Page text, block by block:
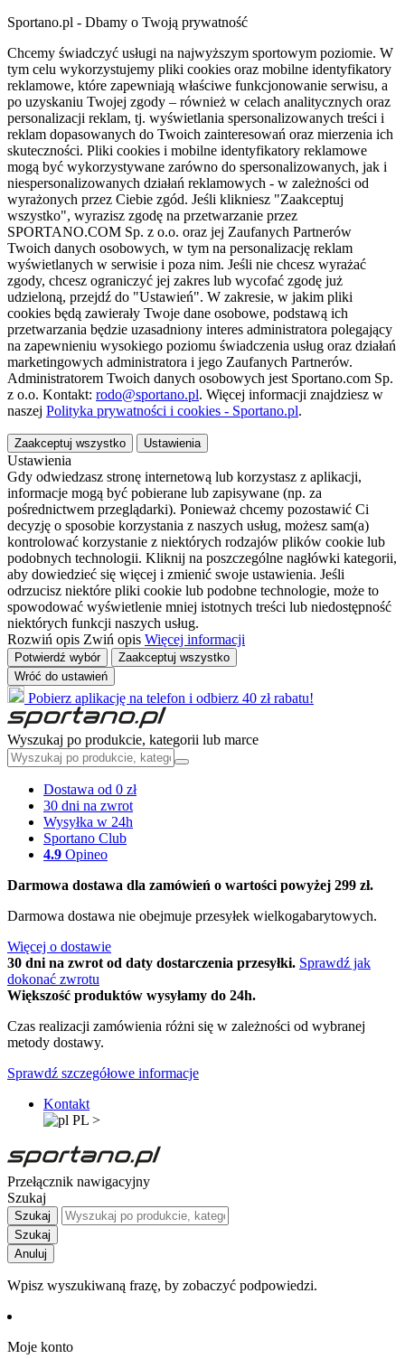
Sportano.pl - Dbamy o Twoją prywatność
Chcemy świadczyć usługi na najwyższym sportowym poziomie. W
tym celu wykorzystujemy pliki cookies oraz mobilne identyfikatory
reklamowe, które zapewniają właściwe funkcjonowanie serwisu, a
po uzyskaniu Twojej zgody – również w celach analitycznych oraz
personalizacji reklam, tj. wyświetlania spersonalizowanych treści i
reklam dopasowanych do Twoich zainteresowań oraz mierzenia ich
skuteczności. Pliki cookies i mobilne identyfikatory reklamowe
mogą być wykorzystywane zarówno do spersonalizowanych, jak i
niespersonalizowanych działań reklamowych - w zależności od
wyrażonych przez Ciebie zgód. Jeśli klikniesz "Zaakceptuj
wszystko", wyrazisz zgodę na przetwarzanie przez
SPORTANO.COM Sp. z o.o. oraz jej Zaufanych Partnerów
Twoich danych osobowych, w tym na personalizację reklam
wyświetlanych w serwisie i poza nim. Jeśli nie chcesz wyrażać
zgody, chcesz ograniczyć jej zakres lub wycofać zgodę już
udzieloną, przejdź do "Ustawień". W zakresie, w jakim pliki
cookies będą zawierały Twoje dane osobowe, podstawą ich
przetwarzania będzie uzasadniony interes administratora polegający
na zapewnieniu wysokiego poziomu świadczenia usług oraz działań
marketingowych administratora i jego Zaufanych Partnerów.
Administratorem Twoich danych osobowych jest Sportano.com Sp.
z o.o. Kontakt: rodo@sportano.pl. Więcej informacji znajdziesz w
naszej Polityka prywatności i cookies - Sportano.pl.
Zaakceptuj wszystko Ustawienia
Ustawienia
Gdy odwiedzasz stronę internetową lub korzystasz z aplikacji,
informacje mogą być pobierane lub zapisywane (np. za
pośrednictwem przeglądarki). Ponieważ chcemy pozostawić Ci
decyzję o sposobie korzystania z naszych usług, możesz sam(a)
kontrolować korzystanie z niektórych rodzajów plików cookie lub
podobnych technologii. Kliknij na poszczególne nagłówki kategorii,
aby dowiedzieć się więcej i zmienić swoje ustawienia. Jeśli
odrzucisz niektóre pliki cookie lub podobne technologie, może to
spowodować wyświetlenie mniej istotnych treści lub niedostępność
niektórych funkcji naszych usług.
Rozwiń opis Zwiń opis Więcej informacji
Potwierdź wybór
Zaakceptuj wszystko
Wróć do ustawień
Pobierz aplikację na telefon i odbierz 40 zł rabatu!
Wyszukaj po produkcie, kategorii lub marce
Dostawa od 0 zł
30 dni na zwrot
Wysyłka w 24h
Sportano Club
4.9 Opineo
Darmowa dostawa dla zamówień o wartości powyżej 299 zł.
Darmowa dostawa nie obejmuje przesyłek wielkogabarytowych.
Więcej o dostawie
30 dni na zwrot od daty dostarczenia przesyłki. Sprawdź jak
dokonać zwrotu
Większość produktów wysyłamy do 24h.
Czas realizacji zamówienia różni się w zależności od wybranej
metody dostawy.
Sprawdź szczegółowe informacje
Kontakt
PL >
Przełącznik nawigacyjny
Szukaj
Szukaj
Szukaj
Anuluj
Wpisz wyszukiwaną frazę, by zobaczyć podpowiedzi.
Moje konto